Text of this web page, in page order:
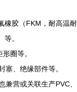
橡胶（FKM，耐高温耐
。
圈等。
塞、绝缘部件等。
兼营或关联生产PVC、